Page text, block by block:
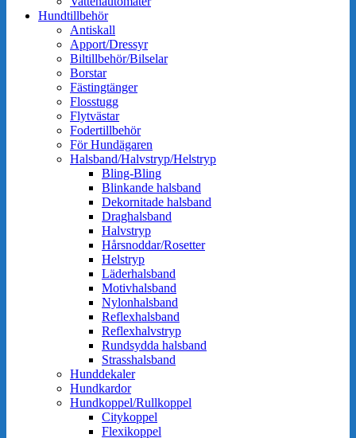
Hundtillbehör
Antiskall
Apport/Dressyr
Biltillbehör/Bilselar
Borstar
Fästingtänger
Flosstugg
Flytvästar
Fodertillbehör
För Hundägaren
Halsband/Halvstryp/Helstryp
Bling-Bling
Blinkande halsband
Dekornitade halsband
Draghalsband
Halvstryp
Hårsnoddar/Rosetter
Helstryp
Läderhalsband
Motivhalsband
Nylonhalsband
Reflexhalsband
Reflexhalvstryp
Rundsydda halsband
Strasshalsband
Hunddekaler
Hundkardor
Hundkoppel/Rullkoppel
Citykoppel
Flexikoppel